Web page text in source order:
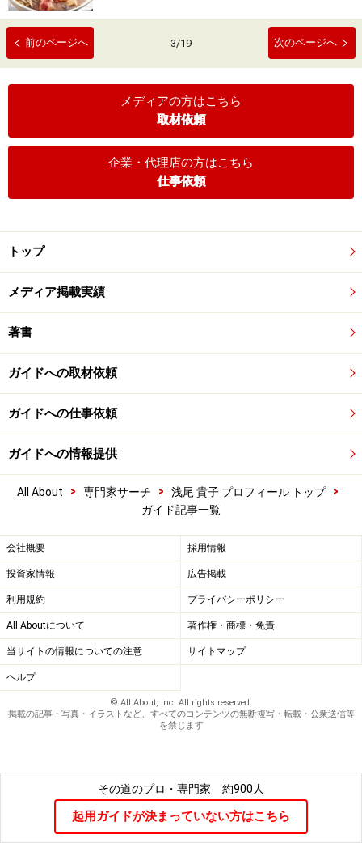
前のページへ 3/19 次のページへ
メディアの方はこちら
取材依頼
企業・代理店の方はこちら
仕事依頼
トップ
メディア掲載実績
著書
ガイドへの取材依頼
ガイドへの仕事依頼
ガイドへの情報提供
All About > 専門家サーチ > 浅尾 貴子 プロフィール トップ
>
ガイド記事一覧
会社概要 採用情報
投資家情報 広告掲載
利用規約 プライバシーポリシー
All Aboutについて 著作権・商標・免責
当サイトの情報についての注意 サイトマップ
ヘルプ
© All About, Inc. All rights reserved.
掲載の記事・写真・イラストなど、すべてのコンテンツの無断複写・転載・公衆送信等
を禁じます
その道のプロ・専門家 約900人
起用ガイドが決まっていない方はこちら